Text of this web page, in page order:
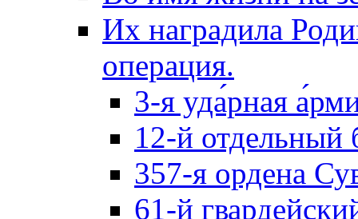
Их наградила
операция.
3-я уда́рная
12-й отдельный
357-я ордена
61-й